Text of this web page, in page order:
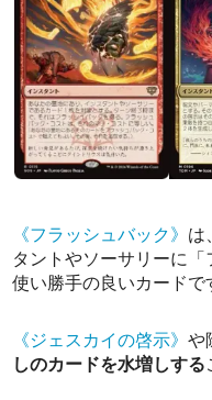
《フラッシュバック》 は
タントやソーサリーに
使い勝手の良いカードで
《ジェスカイの啓示》や
しのカードを水増しする